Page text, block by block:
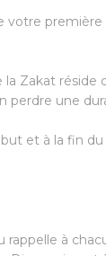
votre
Zakat réside
perdre une
et à la fin du
à